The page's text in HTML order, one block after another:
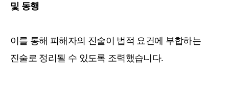
및 동행
이를 통해 피해자의 진술이 법적 요건에 부합하는
진술로 정리될 수 있도록 조력했습니다.